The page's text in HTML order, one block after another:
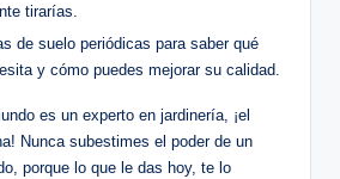
tirarías.
de suelo periódicas para saber qué
y cómo puedes mejorar su calidad.
es un experto en jardinería, ¡el
Nunca subestimes el poder de un
porque lo que le das hoy, te lo